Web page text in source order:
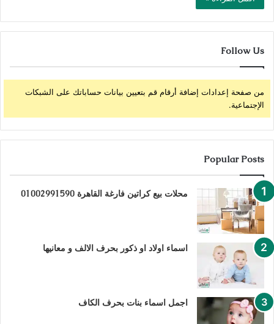
Follow Us
من صفحة إعدادات إضافة أرقام قم بتعيين بيانات حساباتك على الشبكات
الإجتماعية.
Popular Posts
محلات بيع كراتين فارغة القاهرة 01002991590
اسماء اولاد او ذكور بحرف الالف و معانيها
اجمل اسماء بنات بحرف الكاف